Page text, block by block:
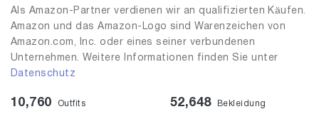
Als Amazon-Partner verdienen wir an qualifizierten Käufen.
Amazon und das Amazon-Logo sind Warenzeichen von
Amazon.com, Inc. oder eines seiner verbundenen
Unternehmen. Weitere Informationen finden Sie unter
Datenschutz
10,760 Outfits 52,648 Bekleidung